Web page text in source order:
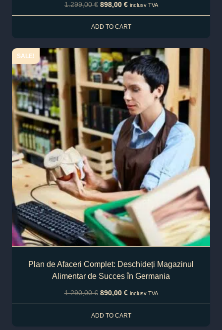
1.299,00€ 898,00 € inclusv TVA
ADD TO CART
SALE!
Plan de Afaceri Complet: Deschideți Magazinul
Alimentar de Succes în Germania
1.290,00€ 890,00 € inclusv TVA
ADD TO CART